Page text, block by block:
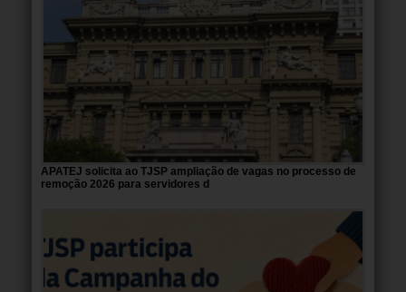
APATEJ solicita ao TJSP ampliação de vagas no processo de
remoção 2026 para servidores d